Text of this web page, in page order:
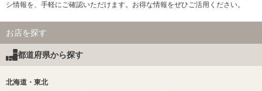
シ情報を、手軽にご確認いただけます。お得な情報をぜひご活用ください。
お店を探す
都道府県から探す
北海道・東北